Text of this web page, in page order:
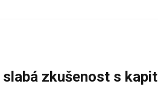
zkušenost s